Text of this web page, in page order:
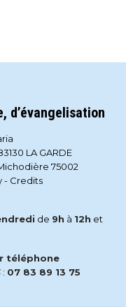
d’évangelisation
LA GARDE
75002
- Credits
de 9h à 12h et
téléphone
: 07 83 89 13 75